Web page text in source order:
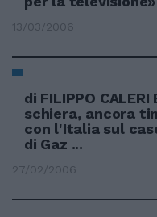
13/03/2006
di FILIPPO CALERI
schiera, ancora
con l'Italia sul
di Gaz ...
27/02/2006